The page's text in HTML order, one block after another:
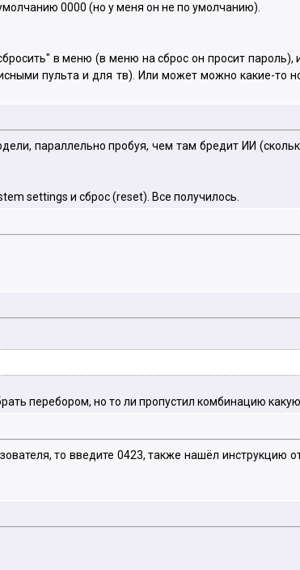
0000 (но у меня он не по умолчанию).
в меню (в меню на сброс он просит
пульта и для тв). Или может можно какие-то
параллельно пробуя, чем там бредит ИИ
settings и сброс (reset). Все получилось.
перебором, но то ли пропустил комбинацию
то введите 0423, также нашёл инструкцию